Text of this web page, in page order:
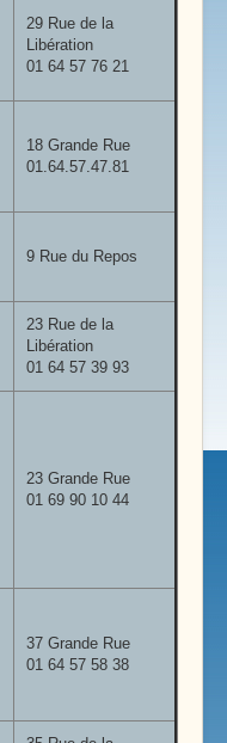
29 Rue de la
Libération
01 64 57 76 21
18 Grande Rue
01.64.57.47.81
9 Rue du Repos
23 Rue de la
Libération
01 64 57 39 93
23 Grande Rue
01 69 90 10 44
37 Grande Rue
01 64 57 58 38